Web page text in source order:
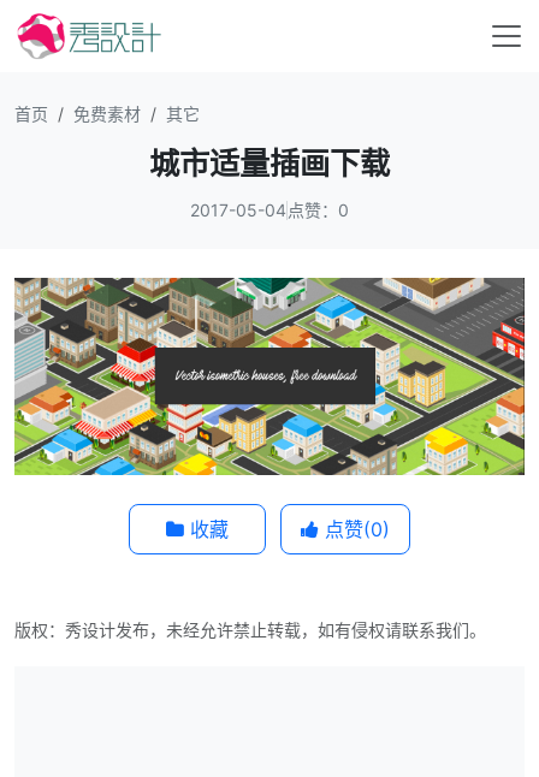
首页 免费素材 其它
城市适量插画下载
2017-05-04 点赞：0
收藏 点赞(0)
版权：秀设计发布，未经允许禁止转载，如有侵权请联系我们。